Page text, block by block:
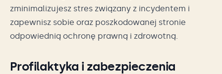
zminimalizujesz stres związany z incydentem i
zapewnisz sobie oraz poszkodowanej stronie
odpowiednią ochronę prawną i zdrowotną.
Profilaktyka i zabezpieczenia